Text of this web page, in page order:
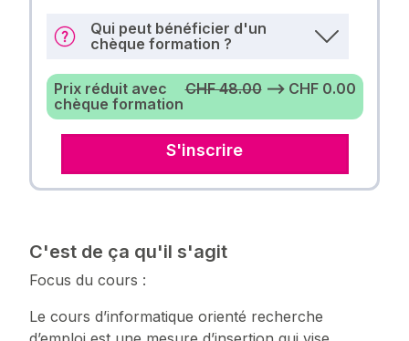
Qui peut bénéficier d'un
chèque formation ?
Prix réduit avec
chèque formation
CHF 48.00⟶ CHF 0.00
S'inscrire
C'est de ça qu'il s'agit
Focus du cours :
Le cours d’informatique orienté recherche